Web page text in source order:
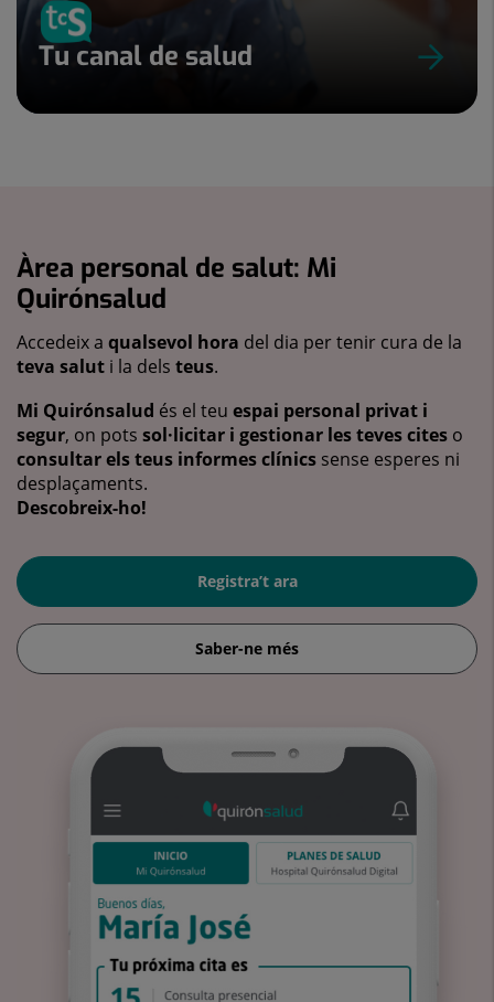
Tu canal de salud
Àrea personal de salut: Mi
Quirónsalud
Accedeix a qualsevol hora del dia per tenir cura de la
teva salut i la dels teus.
Mi Quirónsalud és el teu espai personal privat i
segur, on pots sol·licitar i gestionar les teves cites o
consultar els teus informes clínics sense esperes ni
desplaçaments.
Descobreix-ho!
Registra’t ara
Saber-ne més